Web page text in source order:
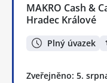
MAKRO Cash &
Hradec Králové
Plný úvazek
Zveřejněno: 5.